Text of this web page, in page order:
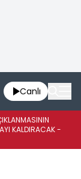
Canlı
KALDIRACAK -